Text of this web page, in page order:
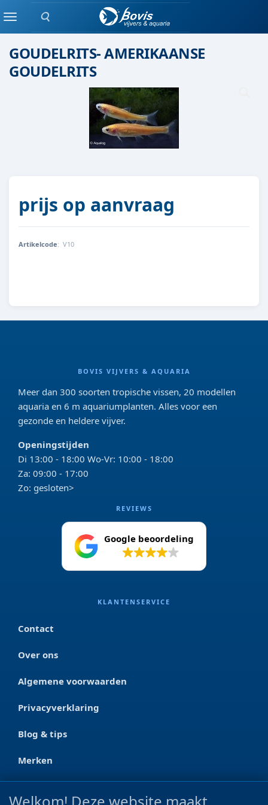
Zoeken
Menusiervissen
GOUDELRITS- AMERIKAANSE
GOUDELRITS
prijs op aanvraag
Artikelcode: V10
BOVIS VIJVERS & AQUARIA
Meer dan 300 soorten tropische vissen, 20 modellen
aquaria en 6 m aquariumplanten. Alles voor een
gezonde en heldere vijver.
Openingstijden
Di 13:00 - 18:00 Wo-Vr: 10:00 - 18:00
Za: 09:00 - 17:00
Zo: gesloten>
REVIEWS
Google beoordeling
KLANTENSERVICE
Contact
Over ons
Algemene voorwaarden
Privacyverklaring
Blog & tips
Merken
CONTACT